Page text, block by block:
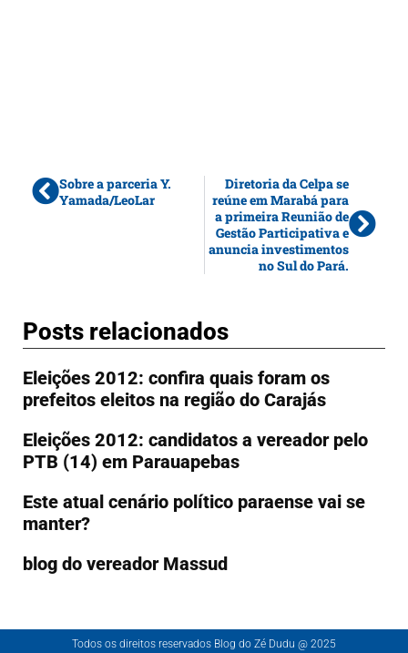
Sobre a parceria Y.
Yamada/LeoLar
Diretoria da Celpa se
reúne em Marabá para
a primeira Reunião de
Gestão Participativa e
anuncia investimentos
no Sul do Pará.
Posts relacionados
Eleições 2012: confira quais foram os
prefeitos eleitos na região do Carajás
Eleições 2012: candidatos a vereador pelo
PTB (14) em Parauapebas
Este atual cenário político paraense vai se
manter?
blog do vereador Massud
Todos os direitos reservados Blog do Zé Dudu @ 2025